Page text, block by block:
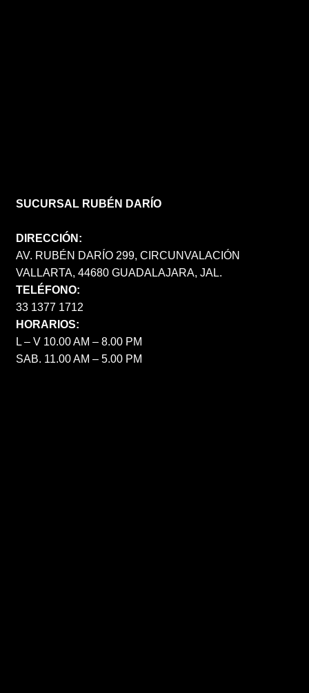
SUCURSAL RUBÉN DARÍO
DIRECCIÓN:
AV. RUBÉN DARÍO 299, CIRCUNVALACIÓN
VALLARTA, 44680 GUADALAJARA, JAL.
TELÉFONO:
33 1377 1712
HORARIOS:
L – V 10.00 AM – 8.00 PM
SAB. 11.00 AM – 5.00 PM